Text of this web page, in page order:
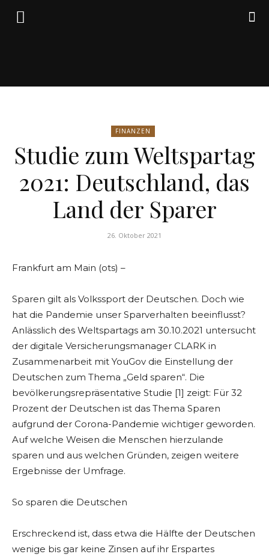
Friedrich
von
Weik
FINANZEN
Studie zum Weltspartag
2021: Deutschland, das
Land der Sparer
26. Oktober 2021
Frankfurt am Main (ots) –
Sparen gilt als Volkssport der Deutschen. Doch wie
hat die Pandemie unser Sparverhalten beeinflusst?
Anlässlich des Weltspartags am 30.10.2021 untersucht
der digitale Versicherungsmanager CLARK in
Zusammenarbeit mit YouGov die Einstellung der
Deutschen zum Thema „Geld sparen“. Die
bevölkerungsrepräsentative Studie [1] zeigt: Für 32
Prozent der Deutschen ist das Thema Sparen
aufgrund der Corona-Pandemie wichtiger geworden.
Auf welche Weisen die Menschen hierzulande
sparen und aus welchen Gründen, zeigen weitere
Ergebnisse der Umfrage.
So sparen die Deutschen
Erschreckend ist, dass etwa die Hälfte der Deutschen
wenige bis gar keine Zinsen auf ihr Erspartes